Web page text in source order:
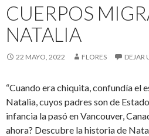
CUERPOS
NATALIA
22 MAYO, 2022 FLORES DEJAR
“Cuando era chiquita, confundía el
Natalia, cuyos padres son de
infancia la pasó en Vancouver,
ahora? Descubre la historia de